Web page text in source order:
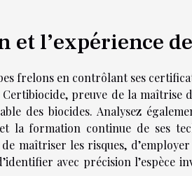
l’expérience
frelons en contrôlant ses
preuve de la maîtrise
des biocides. Analysez
la formation continue de ses
maîtriser les risques,
avec précision l’espèce